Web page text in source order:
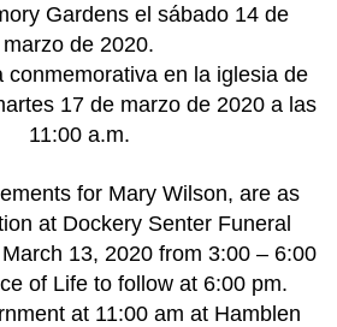
Gardens el sábado 14 de
marzo de 2020.
conmemorativa en la iglesia de
17 de marzo de 2020 a las
11:00 a.m.
for Mary Wilson, are as
at Dockery Senter Funeral
13, 2020 from 3:00 – 6:00
of Life to follow at 6:00 pm.
at 11:00 am at Hamblen